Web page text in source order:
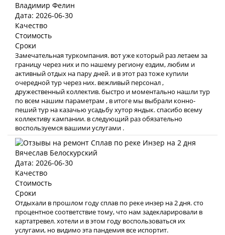
Владимир Фелин
Дата: 2026-06-30
Качество
Стоимость
Сроки
Замечательная туркомпания. вот уже который раз летаем за
границу через них и по нашему региону ездим, любим и
активный отдых на пару дней. и в этот раз тоже купили
очередной тур через них. вежливый персонал ,
дружественный коллектив. быстро и моментально нашли тур
по всем нашим параметрам , в итоге мы выбрали конно-
пеший тур на казачью усадьбу хутор яндык. спасибо всему
коллективу кампании. в следующий раз обязательно
воспользуемся вашими услугами .
Вячеслав Белоскурский
Дата: 2026-06-30
Качество
Стоимость
Сроки
Отдыхали в прошлом году сплав по реке инзер на 2 дня. сто
процентное соответствие тому, что нам задекларировали в
картатревел. хотели и в этом году воспользоваться их
услугами, но видимо эта пандемия все испортит.